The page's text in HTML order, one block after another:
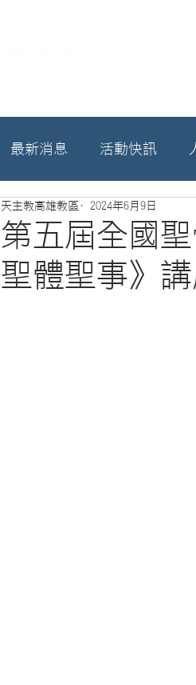
最新消息 活動快訊
募款相關
第五屆全國
聖體聖事》
天主教高雄教區 2024年6月9日